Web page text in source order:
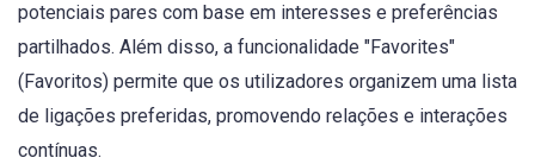
potenciais pares com base em interesses e preferências
partilhados. Além disso, a funcionalidade "Favorites"
(Favoritos) permite que os utilizadores organizem uma lista
de ligações preferidas, promovendo relações e interações
contínuas.